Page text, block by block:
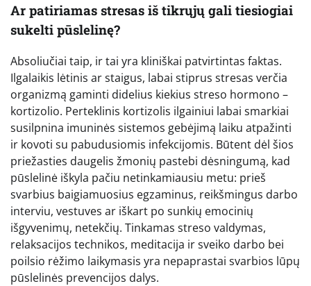
Ar patiriamas stresas iš tikrųjų gali tiesiogiai
sukelti pūslelinę?
Absoliučiai taip, ir tai yra kliniškai patvirtintas faktas.
Ilgalaikis lėtinis ar staigus, labai stiprus stresas verčia
organizmą gaminti didelius kiekius streso hormono –
kortizolio. Perteklinis kortizolis ilgainiui labai smarkiai
susilpnina imuninės sistemos gebėjimą laiku atpažinti
ir kovoti su pabudusiomis infekcijomis. Būtent dėl šios
priežasties daugelis žmonių pastebi dėsningumą, kad
pūslelinė iškyla pačiu netinkamiausiu metu: prieš
svarbius baigiamuosius egzaminus, reikšmingus darbo
interviu, vestuves ar iškart po sunkių emocinių
išgyvenimų, netekčių. Tinkamas streso valdymas,
relaksacijos technikos, meditacija ir sveiko darbo bei
poilsio rėžimo laikymasis yra nepaprastai svarbios lūpų
pūslelinės prevencijos dalys.